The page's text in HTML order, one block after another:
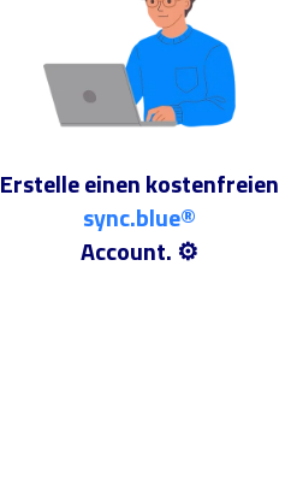
Erstelle einen kostenfreien
sync.blue®
Account. ⚙️